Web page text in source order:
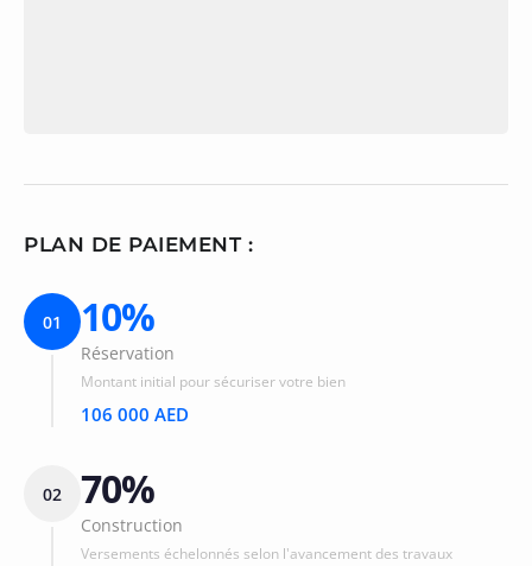
PLAN DE PAIEMENT :
01 10%
Réservation
Montant initial pour sécuriser votre bien
106 000 AED
02 70%
Construction
Versements échelonnés selon l'avancement des travaux